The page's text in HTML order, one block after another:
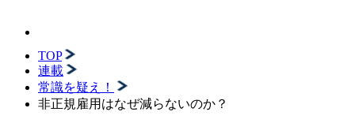
TOP
連載
常識を疑え！
非正規雇用はなぜ減らないのか？